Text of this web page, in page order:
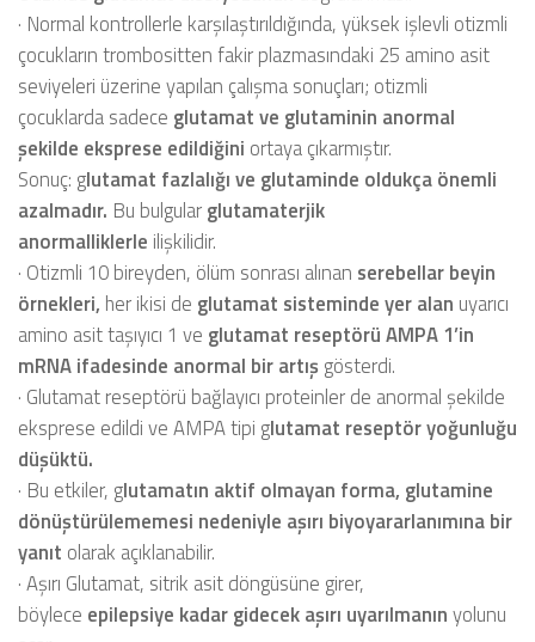
· Normal kontrollerle karşılaştırıldığında, yüksek işlevli otizmli
çocukların trombositten fakir plazmasındaki 25 amino asit
seviyeleri üzerine yapılan çalışma sonuçları; otizmli
çocuklarda sadece glutamat ve glutaminin anormal
şekilde eksprese edildiğini ortaya çıkarmıştır.
Sonuç: glutamat fazlalığı ve glutaminde oldukça önemli
azalmadır. Bu bulgular glutamaterjik
anormalliklerle ilişkilidir.
· Otizmli 10 bireyden, ölüm sonrası alınan serebellar beyin
örnekleri, her ikisi de glutamat sisteminde yer alan uyarıcı
amino asit taşıyıcı 1 ve glutamat reseptörü AMPA 1’in
mRNA ifadesinde anormal bir artış gösterdi.
· Glutamat reseptörü bağlayıcı proteinler de anormal şekilde
eksprese edildi ve AMPA tipi glutamat reseptör yoğunluğu
düşüktü.
· Bu etkiler, glutamatın aktif olmayan forma, glutamine
dönüştürülememesi nedeniyle aşırı biyoyararlanımına bir
yanıt olarak açıklanabilir.
· Aşırı Glutamat, sitrik asit döngüsüne girer,
böylece epilepsiye kadar gidecek aşırı uyarılmanın yolunu